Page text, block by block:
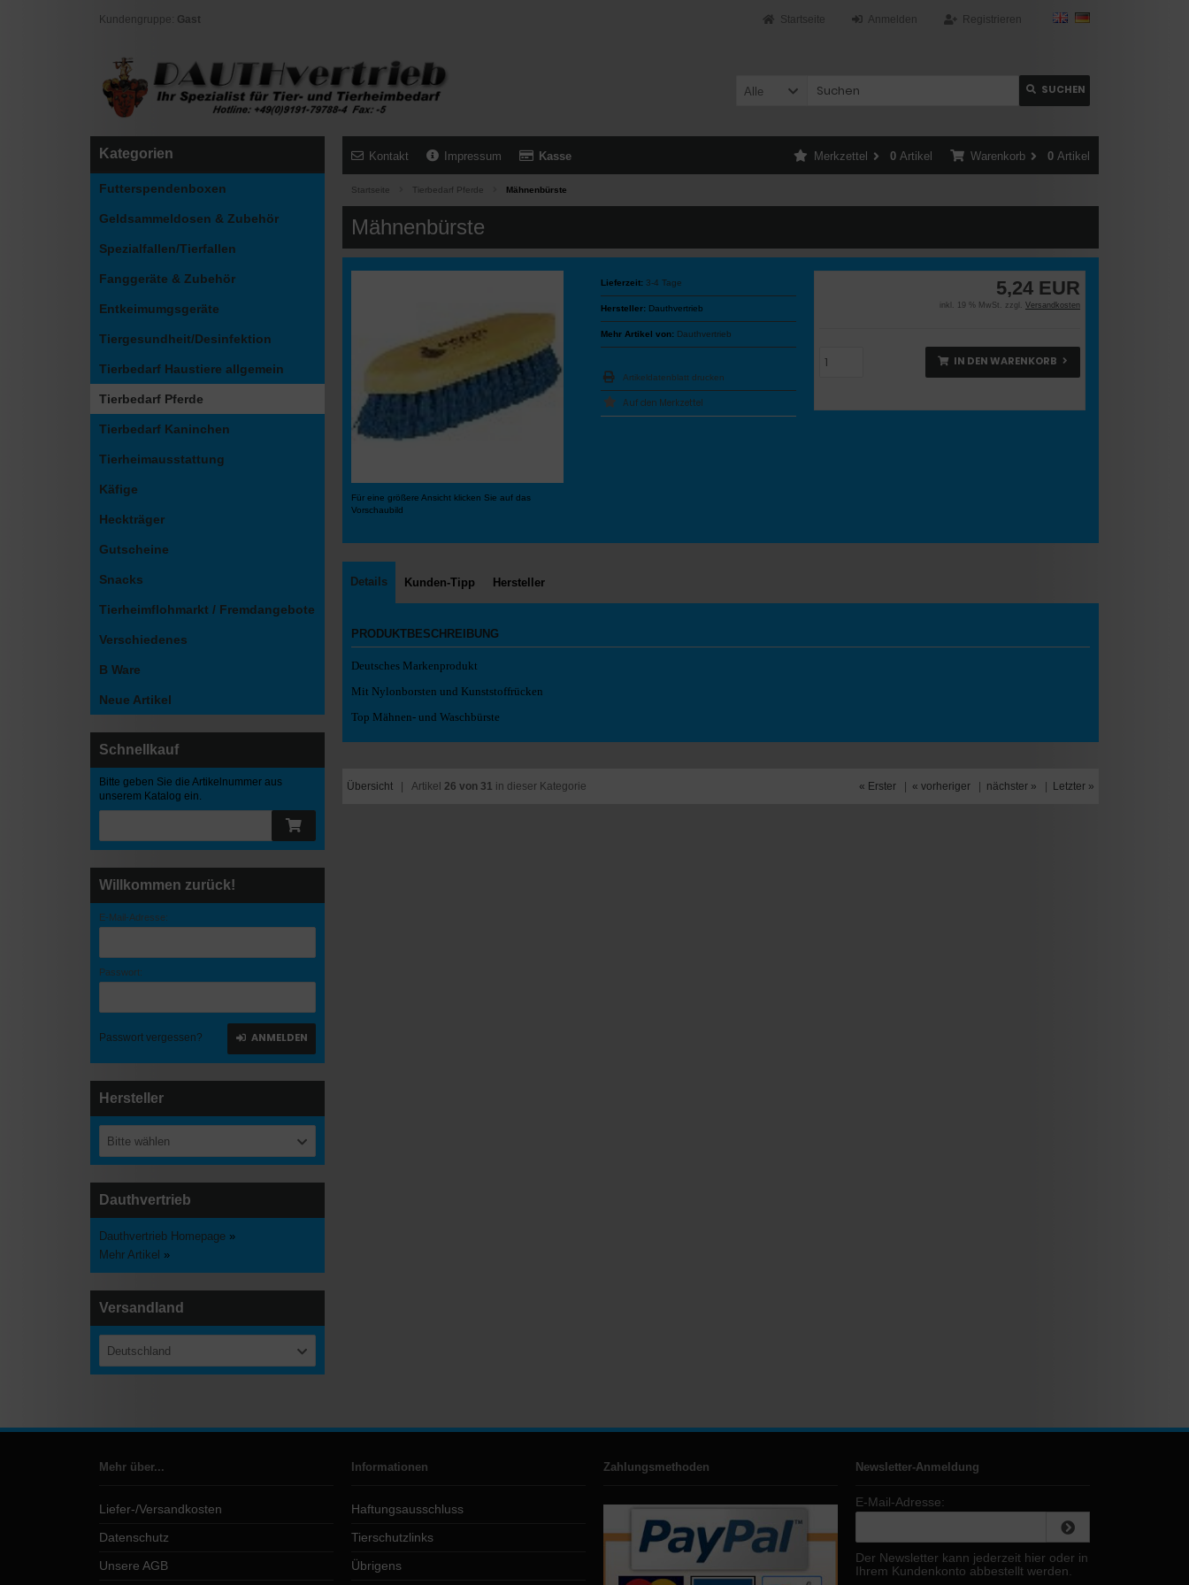
Kundengruppe: Gast Registrieren
Anmelden
Startseite
Alle SUCHEN
Kontakt Impressum Kasse Warenkorb 0 Artikel
Merkzettel 0 Artikel
Startseite Tierbedarf Pferde Mähnenbürste
Mähnenbürste
Für eine größere Ansicht klicken Sie auf das
Vorschaubild
5,24 EUR
inkl. 19 % MwSt. zzgl. Versandkosten
IN DEN WARENKORB
Lieferzeit: 3-4 Tage
Hersteller: Dauthvertrieb
Mehr Artikel von: Dauthvertrieb
Artikeldatenblatt drucken
Details Kunden-Tipp Hersteller
PRODUKTBESCHREIBUNG
Deutsches Markenprodukt
Mit Nylonborsten und Kunststoffrücken
Top Mähnen- und Waschbürste
Übersicht | Artikel 26 von 31 in dieser Kategorie « Erster « vorheriger nächster » Letzter »
Kategorien
Futterspendenboxen
Geldsammeldosen & Zubehör
Spezialfallen/Tierfallen
Fanggeräte & Zubehör
Entkeimumgsgeräte
Tiergesundheit/Desinfektion
Tierbedarf Haustiere allgemein
Tierbedarf Pferde
Tierbedarf Kaninchen
Tierheimausstattung
Käfige
Heckträger
Gutscheine
Snacks
Tierheimflohmarkt / Fremdangebote
Verschiedenes
B Ware
Neue Artikel
Schnellkauf
Bitte geben Sie die Artikelnummer aus
unserem Katalog ein.
Willkommen zurück!
E-Mail-Adresse:
Passwort:
Passwort vergessen? ANMELDEN
Hersteller
Bitte wählen
Dauthvertrieb
Dauthvertrieb Homepage »
Mehr Artikel »
Versandland
Deutschland
Mehr über...
Liefer-/Versandkosten
Datenschutz
Unsere AGB
Informationen
Haftungsausschluss
Tierschutzlinks
Übrigens
Zahlungsmethoden Newsletter-Anmeldung
E-Mail-Adresse:
Der Newsletter kann jederzeit hier oder in
Ihrem Kundenkonto abbestellt werden.